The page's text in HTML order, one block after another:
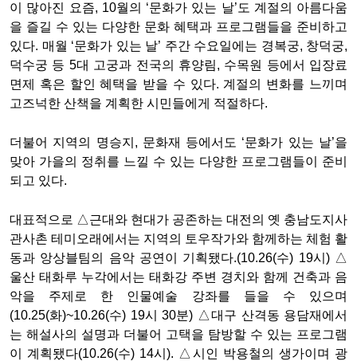
이 많아진 요즘, 10월의 ‘문화가 있는 날’도 계절의 아름다움
을 즐길 수 있는 다양한 문화 혜택과 프로그램들을 준비하고
있다. 매월 ‘문화가 있는 날’ 주간 수요일에는 경복궁, 창덕궁,
덕수궁 등 5대 고궁과 전국의 휴양림, 수목원 등에서 입장료
면제 혹은 할인 혜택을 받을 수 있다. 계절의 변화를 느끼며
고즈넉한 산책을 계획한 시민들에게 적절하다.
더불어 지역의 명승지, 문화재 등에서도 ‘문화가 있는 날’을
맞아 가을의 정취를 느낄 수 있는 다양한 프로그램들이 준비
되고 있다.
대표적으로 △근대와 현대가 공존하는 대전의 옛 충남도지사
관사촌 테미오래에서는 지역의 토우작가와 함께하는 체험 활
동과 앙상블팀의 음악 공연이 기획됐다.(10.26(수) 19시) △
울산 태화루 누각에서는 태화강 주변 경치와 함께 건축과 음
악을 주제로 한 인물예술 강좌를 들을 수 있으며
(10.25(화)~10.26(수) 19시 30분) △대구 산격동 용담재에서
는 해설사의 설명과 더불어 고택을 탐방할 수 있는 프로그램
이 계획됐다(10.26(수) 14시). △시인 박용철의 생가이며 광